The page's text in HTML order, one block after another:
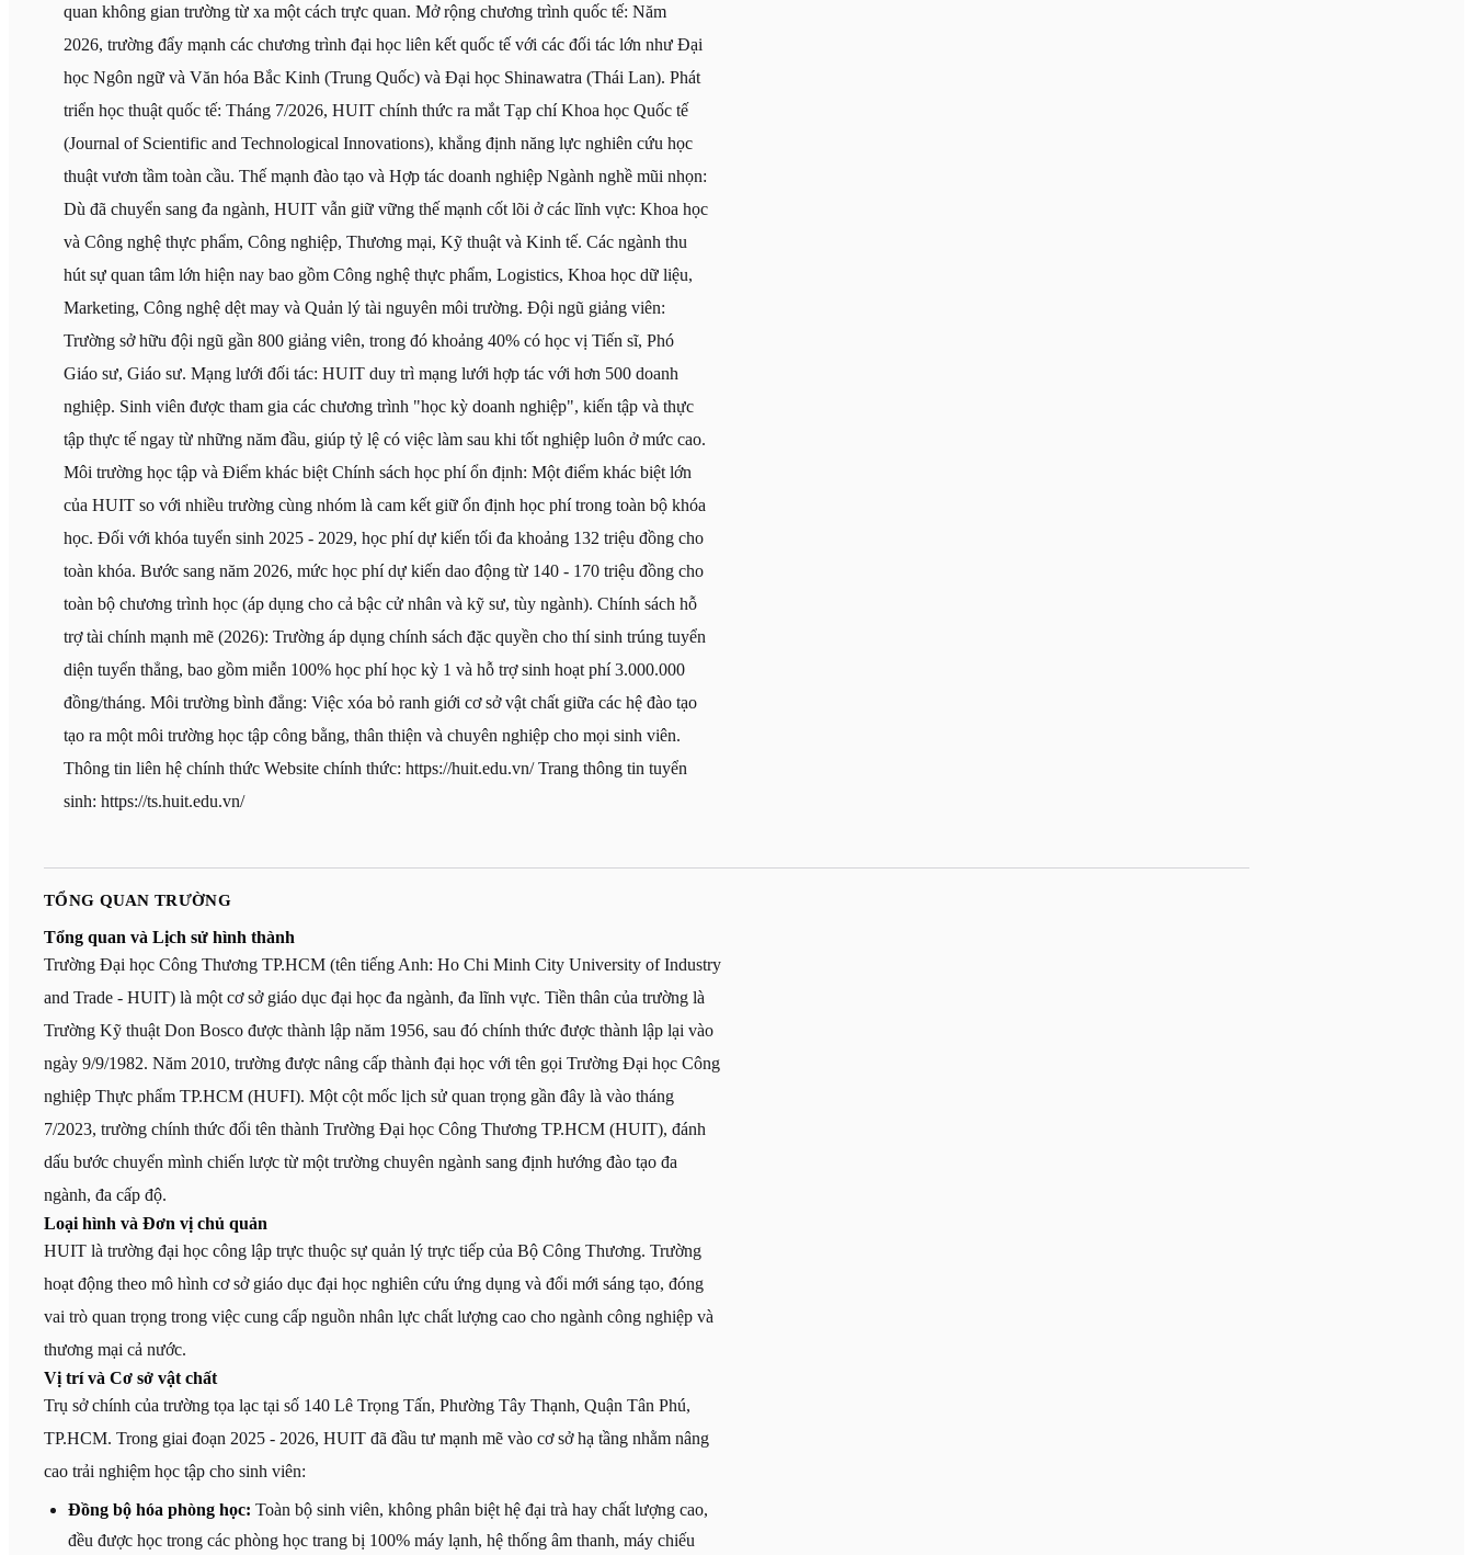
quan không gian trường từ xa một cách trực quan. Mở rộng chương trình quốc tế: Năm
2026, trường đẩy mạnh các chương trình đại học liên kết quốc tế với các đối tác lớn như Đại
học Ngôn ngữ và Văn hóa Bắc Kinh (Trung Quốc) và Đại học Shinawatra (Thái Lan). Phát
triển học thuật quốc tế: Tháng 7/2026, HUIT chính thức ra mắt Tạp chí Khoa học Quốc tế
(Journal of Scientific and Technological Innovations), khẳng định năng lực nghiên cứu học
thuật vươn tầm toàn cầu. Thế mạnh đào tạo và Hợp tác doanh nghiệp Ngành nghề mũi nhọn:
Dù đã chuyển sang đa ngành, HUIT vẫn giữ vững thế mạnh cốt lõi ở các lĩnh vực: Khoa học
và Công nghệ thực phẩm, Công nghiệp, Thương mại, Kỹ thuật và Kinh tế. Các ngành thu
hút sự quan tâm lớn hiện nay bao gồm Công nghệ thực phẩm, Logistics, Khoa học dữ liệu,
Marketing, Công nghệ dệt may và Quản lý tài nguyên môi trường. Đội ngũ giảng viên:
Trường sở hữu đội ngũ gần 800 giảng viên, trong đó khoảng 40% có học vị Tiến sĩ, Phó
Giáo sư, Giáo sư. Mạng lưới đối tác: HUIT duy trì mạng lưới hợp tác với hơn 500 doanh
nghiệp. Sinh viên được tham gia các chương trình "học kỳ doanh nghiệp", kiến tập và thực
tập thực tế ngay từ những năm đầu, giúp tỷ lệ có việc làm sau khi tốt nghiệp luôn ở mức cao.
Môi trường học tập và Điểm khác biệt Chính sách học phí ổn định: Một điểm khác biệt lớn
của HUIT so với nhiều trường cùng nhóm là cam kết giữ ổn định học phí trong toàn bộ khóa
học. Đối với khóa tuyển sinh 2025 - 2029, học phí dự kiến tối đa khoảng 132 triệu đồng cho
toàn khóa. Bước sang năm 2026, mức học phí dự kiến dao động từ 140 - 170 triệu đồng cho
toàn bộ chương trình học (áp dụng cho cả bậc cử nhân và kỹ sư, tùy ngành). Chính sách hỗ
trợ tài chính mạnh mẽ (2026): Trường áp dụng chính sách đặc quyền cho thí sinh trúng tuyển
diện tuyển thẳng, bao gồm miễn 100% học phí học kỳ 1 và hỗ trợ sinh hoạt phí 3.000.000
đồng/tháng. Môi trường bình đẳng: Việc xóa bỏ ranh giới cơ sở vật chất giữa các hệ đào tạo
tạo ra một môi trường học tập công bằng, thân thiện và chuyên nghiệp cho mọi sinh viên.
Thông tin liên hệ chính thức Website chính thức: https://huit.edu.vn/ Trang thông tin tuyển
sinh: https://ts.huit.edu.vn/
TỔNG QUAN TRƯỜNG
Tổng quan và Lịch sử hình thành
Trường Đại học Công Thương TP.HCM (tên tiếng Anh: Ho Chi Minh City University of Industry
and Trade - HUIT) là một cơ sở giáo dục đại học đa ngành, đa lĩnh vực. Tiền thân của trường là
Trường Kỹ thuật Don Bosco được thành lập năm 1956, sau đó chính thức được thành lập lại vào
ngày 9/9/1982. Năm 2010, trường được nâng cấp thành đại học với tên gọi Trường Đại học Công
nghiệp Thực phẩm TP.HCM (HUFI). Một cột mốc lịch sử quan trọng gần đây là vào tháng
7/2023, trường chính thức đổi tên thành Trường Đại học Công Thương TP.HCM (HUIT), đánh
dấu bước chuyển mình chiến lược từ một trường chuyên ngành sang định hướng đào tạo đa
ngành, đa cấp độ.
Loại hình và Đơn vị chủ quản
HUIT là trường đại học công lập trực thuộc sự quản lý trực tiếp của Bộ Công Thương. Trường
hoạt động theo mô hình cơ sở giáo dục đại học nghiên cứu ứng dụng và đổi mới sáng tạo, đóng
vai trò quan trọng trong việc cung cấp nguồn nhân lực chất lượng cao cho ngành công nghiệp và
thương mại cả nước.
Vị trí và Cơ sở vật chất
Trụ sở chính của trường tọa lạc tại số 140 Lê Trọng Tấn, Phường Tây Thạnh, Quận Tân Phú,
TP.HCM. Trong giai đoạn 2025 - 2026, HUIT đã đầu tư mạnh mẽ vào cơ sở hạ tầng nhằm nâng
cao trải nghiệm học tập cho sinh viên:
Đồng bộ hóa phòng học: Toàn bộ sinh viên, không phân biệt hệ đại trà hay chất lượng cao,
đều được học trong các phòng học trang bị 100% máy lạnh, hệ thống âm thanh, máy chiếu